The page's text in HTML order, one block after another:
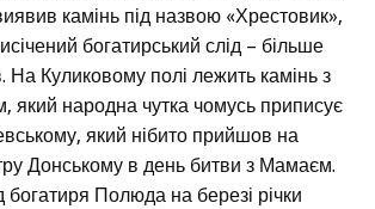
камінь під назвою «Хрестовик»,
богатирський слід – більше
На Куликовому полі лежить камінь з
який народна чутка чомусь приписує
який нібито прийшов на
Донському в день битви з Мамаєм.
богатиря Полюда на березі річки